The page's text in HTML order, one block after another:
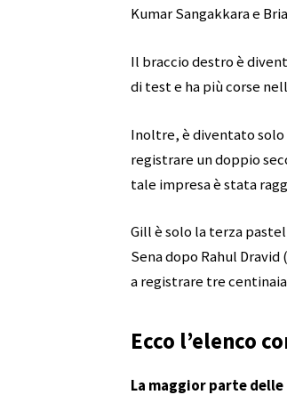
Kumar Sangakkara e
Il braccio destro è
di test e ha più corse
Inoltre, è diventato solo
registrare un doppio
tale impresa è stata
Gill è solo la terza
Sena dopo Rahul
a registrare tre
Ecco l’elenco
La maggior parte